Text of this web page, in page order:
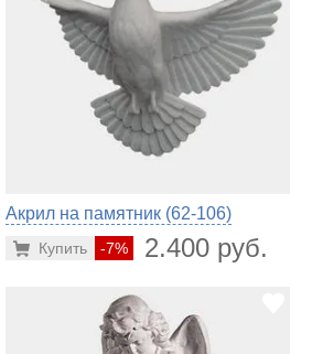
Акрил на памятник (62-106)
-7% 2.400 руб.
Купить